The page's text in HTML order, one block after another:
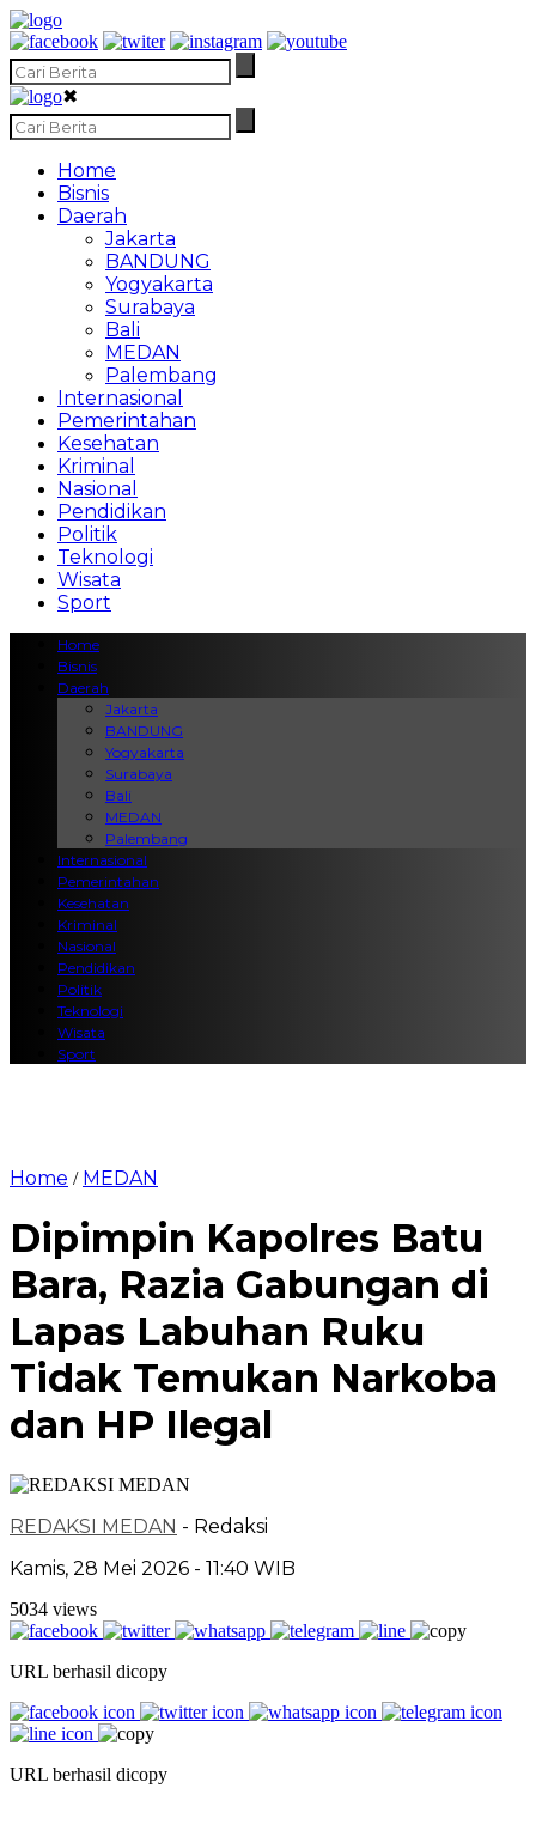
✖
Home
Bisnis
Daerah
Jakarta
BANDUNG
Yogyakarta
Surabaya
Bali
MEDAN
Palembang
Internasional
Pemerintahan
Kesehatan
Kriminal
Nasional
Pendidikan
Politik
Teknologi
Wisata
Sport
Home
Bisnis
Daerah
Jakarta
BANDUNG
Yogyakarta
Surabaya
Bali
MEDAN
Palembang
Internasional
Pemerintahan
Kesehatan
Kriminal
Nasional
Pendidikan
Politik
Teknologi
Wisata
Sport
Home / MEDAN
Dipimpin Kapolres Batu
Bara, Razia Gabungan di
Lapas Labuhan Ruku
Tidak Temukan Narkoba
dan HP Ilegal
REDAKSI MEDAN - Redaksi
Kamis, 28 Mei 2026 - 11:40 WIB
5034 views
URL berhasil dicopy
URL berhasil dicopy